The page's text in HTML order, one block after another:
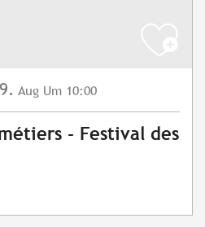
9. Aug Um 10:00
- Festival des